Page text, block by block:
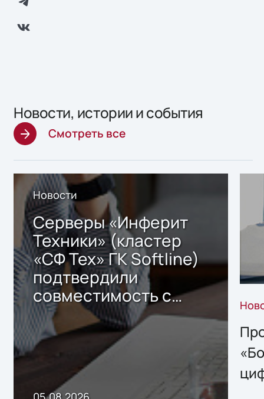
Новости, истории и события
Смотреть все
Новости
Серверы «Инферит
Техники» (кластер
«СФ Тех» ГК Softline)
подтвердили
совместимость с
решением Sharx
Storage 2.x для
хранения данных